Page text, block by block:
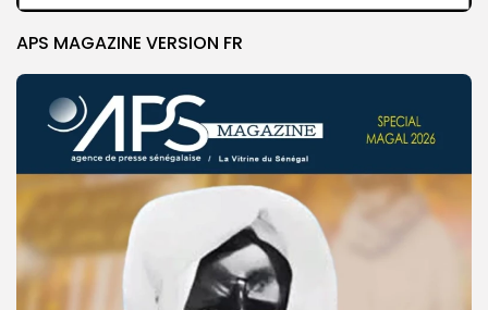
APS MAGAZINE VERSION FR